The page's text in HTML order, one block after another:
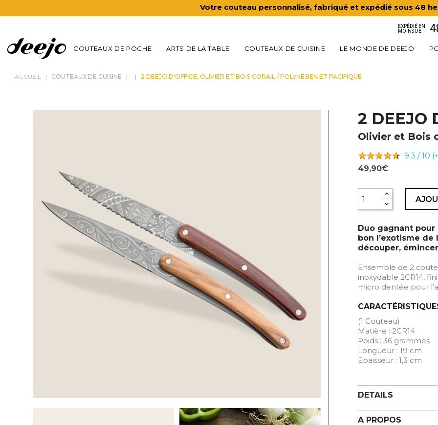
Votre couteau personnalisé, fabriqué et expédié sous 48
COUTEAUX DE POCHE ARTS DE LA TABLE COUTEAUX DE CUISINE LE MONDE DE DEEJO
EXPÉDIÉ EN
MOINS DE
ACCUEIL COUTEAUX DE CUISINE 2 DEEJO D'OFFICE, OLIVIER ET BOIS CORAIL / POLYNÉSIEN ET PACIFIQUE
2 DEEJO
Olivier et Bois
9.3 / 10
49,90€
Duo gagnant
bon l’exotisme de
découper,
Ensemble de 2
inoxydable 2CR14,
micro dentée pour
(1 Couteau)
Matière : 2CR14
Poids : 36 grammes
Longueur : 19 cm
Epaisseur : 1,3 cm
DETAILS
A PROPOS